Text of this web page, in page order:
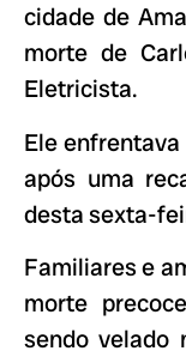
cidade de
morte de
Eletricista.
Ele
após uma
desta sexta-
Familiares e
morte
sendo velado